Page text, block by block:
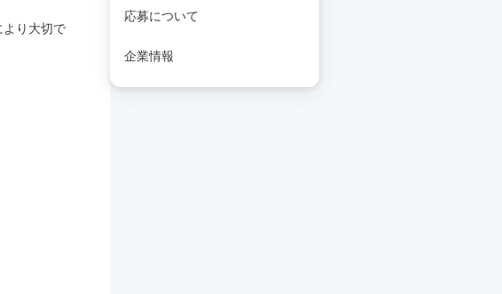
より大切で
応募について
企業情報